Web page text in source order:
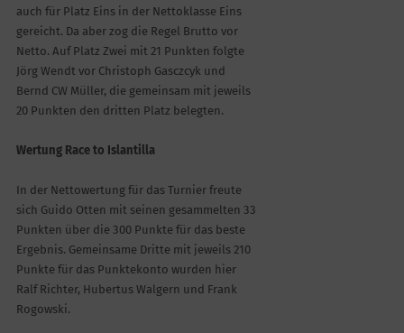
auch für Platz Eins in der Nettoklasse Eins
gereicht. Da aber zog die Regel Brutto vor
Netto. Auf Platz Zwei mit 21 Punkten folgte
Jörg Wendt vor Christoph Gasczcyk und
Bernd CW Müller, die gemeinsam mit jeweils
20 Punkten den dritten Platz belegten.
Wertung Race to Islantilla
In der Nettowertung für das Turnier freute
sich Guido Otten mit seinen gesammelten 33
Punkten über die 300 Punkte für das beste
Ergebnis. Gemeinsame Dritte mit jeweils 210
Punkte für das Punktekonto wurden hier
Ralf Richter, Hubertus Walgern und Frank
Rogowski.